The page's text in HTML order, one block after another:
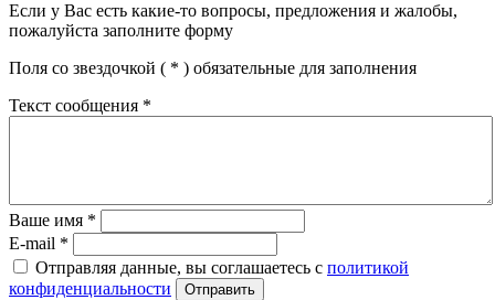
Если у Вас есть какие-то вопросы, предложения и жалобы,
пожалуйста заполните форму
Поля со звездочкой ( * ) обязательные для заполнения
Текст сообщения *
Ваше имя *
E-mail *
Отправляя данные, вы соглашаетесь с политикой
конфиденциальности
Отправить